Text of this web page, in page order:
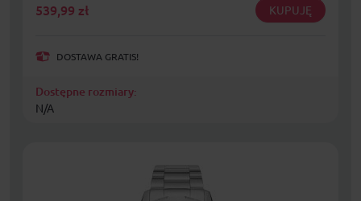
539,99 zł KUPUJĘ
DOSTAWA GRATIS!
Dostępne rozmiary:
N/A